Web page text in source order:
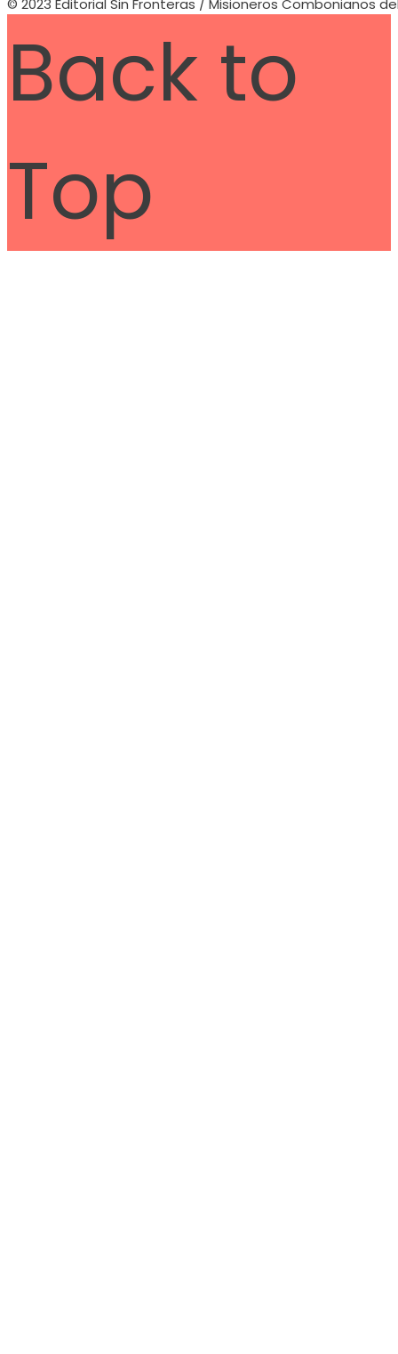
© 2023 Editorial Sin Fronteras / Misioneros Combonianos
Back to
Top